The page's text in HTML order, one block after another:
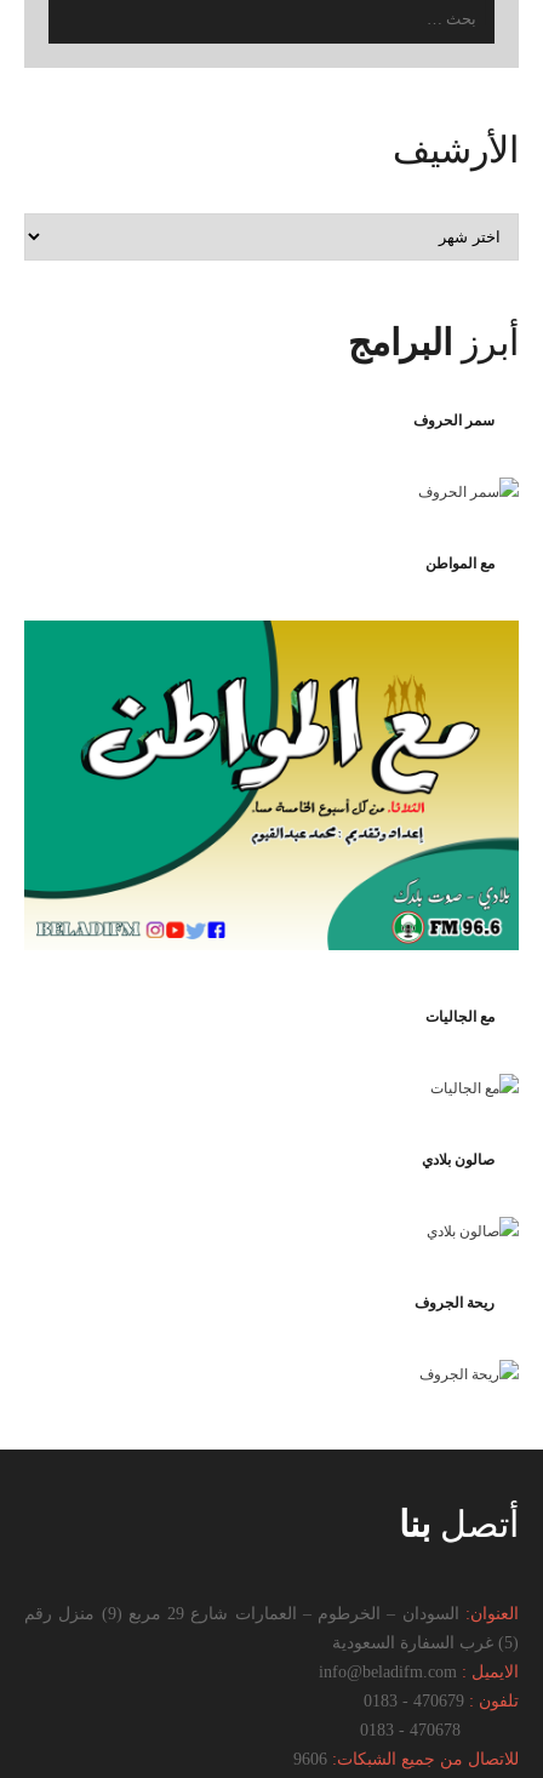
الأرشيف
الأرشيف
أبرز البرامج
سمر الحروف
مع المواطن
مع الجاليات
صالون بلادي
ريحة الجروف
أتصل بنا
العنوان:
السودان – الخرطوم – العمارات شارع 29 مربع (9) منزل رقم
(5) غرب السفارة السعودية
الايميل :
تلفون :
للاتصال من جميع الشبكات: